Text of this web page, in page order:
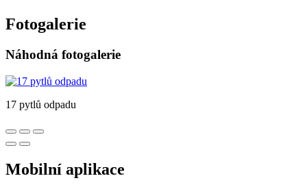
Fotogalerie
Náhodná fotogalerie
17 pytlů odpadu
Mobilní aplikace